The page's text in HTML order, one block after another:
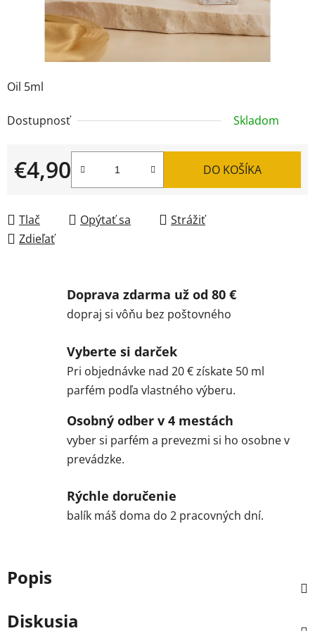
Oil 5ml
Dostupnosť Skladom
€4,90
Jednotková cena:
DO KOŠÍKA
Tlač Opýtať sa
Strážiť
Zdieľať
Doprava zdarma už od 80 €
dopraj si vôňu bez poštovného
Vyberte si darček
Pri objednávke nad 20 € získate 50 ml
parfém podľa vlastného výberu.
Osobný odber v 4 mestách
vyber si parfém a prevezmi si ho osobne v
prevádzke.
Rýchle doručenie
balík máš doma do 2 pracovných dní.
Popis
Diskusia